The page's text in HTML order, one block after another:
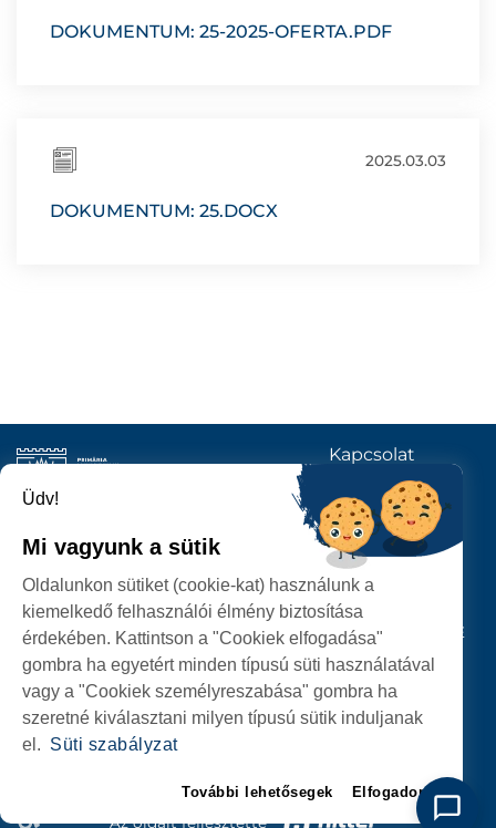
DOKUMENTUM: 25-2025-OFERTA.PDF
2025.03.03
DOKUMENTUM: 25.DOCX
SZEMÉLYES ADATOK VÉDELME
Az oldalt fejlesztette
SZATMÁRNÉMETI
POLGÁRMESTERI HIVATAL
P-ȚA 25 OCTOMBRIE, NR. 1 CORP M, 440026 SATU MARE
Kapcsolat
KÖVESSENEK
Üdv!
Mi vagyunk a sütik
Oldalunkon sütiket (cookie-kat) használunk a
kiemelkedő felhasználói élmény biztosítása
érdekében. Kattintson a "Cookiek elfogadása"
gombra ha egyetért minden típusú süti használatával
vagy a "Cookiek személyreszabása" gombra ha
szeretné kiválasztani milyen típusú sütik induljanak
el. Süti szabályzat
További lehetősegek Elfogadom